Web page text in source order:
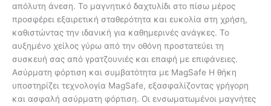
απόλυτη άνεση. Το μαγνητικό δαχτυλίδι στο πίσω μέρος
προσφέρει εξαιρετική σταθερότητα και ευκολία στη χρήση,
καθιστώντας την ιδανική για καθημερινές ανάγκες. Το
αυξημένο χείλος γύρω από την οθόνη προστατεύει τη
συσκευή σας από γρατζουνιές και επαφή με επιφάνειες.
Ασύρματη φόρτιση και συμβατότητα με MagSafe Η θήκη
υποστηρίζει τεχνολογία MagSafe, εξασφαλίζοντας γρήγορη
και ασφαλή ασύρματη φόρτιση. Οι ενσωματωμένοι μαγνήτες